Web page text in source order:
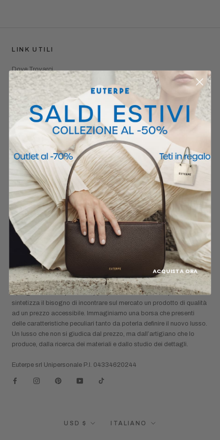
LINK UTILI
Dove Trovarci
Spedizione
Reso Semplice
F.A.Q
POLICIES
Privacy Policy
Cookie Policy
Termini e Condizioni
Refund Policy
Shipping Policy
CAN A DESIGNER BAG COST LESS THAN A
“DESIGNER” BAG?
Il progetto di Euterpe si sviluppa partendo da questo quesito che
sintetizza il bisogno di incontrare sul mercato un prodotto di qualità
ad un prezzo accessibile. Immaginiamo una borsa che presenti
delle caratteristiche peculiari tanto da poterla definire il nuovo lusso.
Un lusso che non si giudica dal prezzo, ma dall’artigiano che lo
produce, dalla ricerca dei materiali e dallo studio dei dettagli.
Euterpe srl Unipersonale P.I. 04334620244
Valuta
USD $ Lingua
ITALIANO
ACQUISTA ORA